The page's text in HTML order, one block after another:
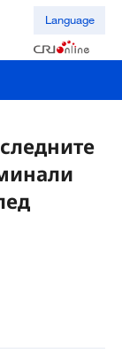
Language